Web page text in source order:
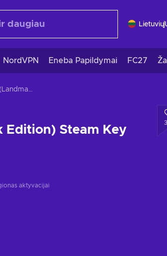
Lietuvių
NordVPN Eneba Papildymai FC27
Dear Esther (Landmark Edition) Steam Key GLOBAL
Edition) Steam Key
aktyvacijai